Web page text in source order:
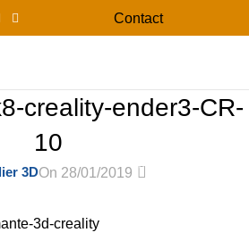
Contact
creality-ender3-CR-
10
3DOn 28/01/2019 0